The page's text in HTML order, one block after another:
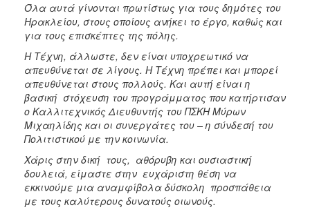
Όλα αυτά γίνονται πρωτίστως για τους δημότες του
Ηρακλείου, στους οποίους ανήκει το έργο, καθώς και
για τους επισκέπτες της πόλης.
Η Τέχνη, άλλωστε, δεν είναι υποχρεωτικό να
απευθύνεται σε λίγους. Η Τέχνη πρέπει και μπορεί
απευθύνεται στους πολλούς. Και αυτή είναι η
βασική στόχευση του προγράμματος που κατήρτισαν
ο Καλλιτεχνικός Διευθυντής του ΠΣΚΗ Μύρων
Μιχαηλίδης και οι συνεργάτες του – η σύνδεσή του
Πολιτιστικού με την κοινωνία.
Χάρις στην δική τους, αθόρυβη και ουσιαστική
δουλειά, είμαστε στην ευχάριστη θέση να
εκκινούμε μια αναμφίβολα δύσκολη προσπάθεια
με τους καλύτερους δυνατούς οιωνούς.